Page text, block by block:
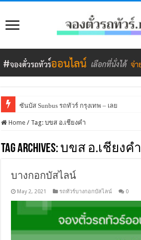
ซันบัส Sunbus รถทัวร์ กรุงเทพ – เลย
Home / Tag:บขส อ.เชียงคำ
Tag Archives: บขส อ.เชียงคำ
บางกอกบัสไลน์
May 2, 2021 รถทัวร์บางกอกบัสไลน์ 0